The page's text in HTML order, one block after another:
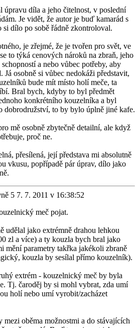
díla a jeho čitelnost, v poslední
Je vidět, že autor je buď kamarád s
si dílo po sobě řádně zkontroloval.
je zřejmé, že je tvořen pro svět, ve
to týká cenových nároků na zbraň, jeho
a nebo vůbec potřeby, aby
osobně si vůbec nedokáži představit,
bude mít místo holí meče, ta
Bral bych, kdyby to byl předmět
konkrétního kouzelníka a byl
dobrodružství, to by bylo úplně jiné kafe.
mě osobně zbytečně detailní, ale když
proč ne.
přesílená, její představa mi absolutně
vkusu, popřípadě pár úprav, dílo jako
7. 7. 2011 v 16:38:52
meč pojat.
udělal jako extrémně drahou lehkou
zl a více) a ty kouzla bych bral jako
mění parametry takřka jakékoli zbraně
kouzla by sesílal přímo kouzelník).
extrém - kouzelnický meč by byla
Tj. čaroděj by si mohl vybrat, zda umí
holí nebo umí vyrobit/zacházet
mezi oběma možnostmi a do stávajících